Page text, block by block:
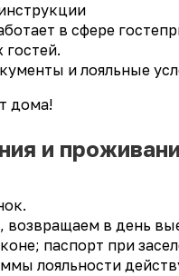
в сфере
и лояльные
дома!
и
возвращаем в день
паспорт при
лояльности